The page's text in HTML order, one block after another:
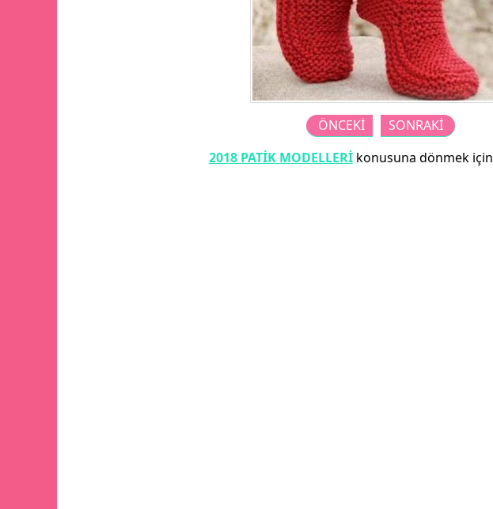
ÖNCEKİ
SONRAKİ
2018 PATİK MODELLERİkonusuna dönmek için